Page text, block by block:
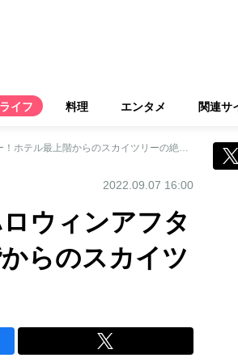
ライフ 料理 エンタメ 関連サ
和のモチーフを盛り込んだハロウィンアフタヌーンティー！ホテル最上階からのスカイツリーの絶景とともに堪能
2022.09.07 16:00
ウィンアフタ
らのスカイツ